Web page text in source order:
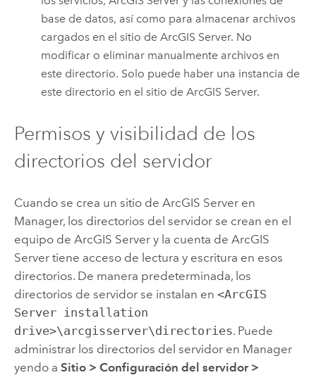
base de datos, así como para almacenar archivos
cargados en el sitio deArcGIS Server. No
modificar o eliminar manualmente archivos en
este directorio. Solo puede haber una instancia de
este directorio en el sitio deArcGIS Server.
Permisos y visibilidad de los
directorios del servidor
Cuando se crea un sitio de ArcGIS Serveren
Manager, los directorios del servidor se crean en el
equipo de ArcGIS Servery la cuenta de ArcGIS
Servertiene acceso de lectura y escritura en esos
directorios. De manera predeterminada, los
directorios de servidor se instalan en <ArcGIS
Server installation
drive>\arcgisserver\directories. Puede
administrar los directorios del servidor en Manager
yendo a Sitio > Configuración del servidor >